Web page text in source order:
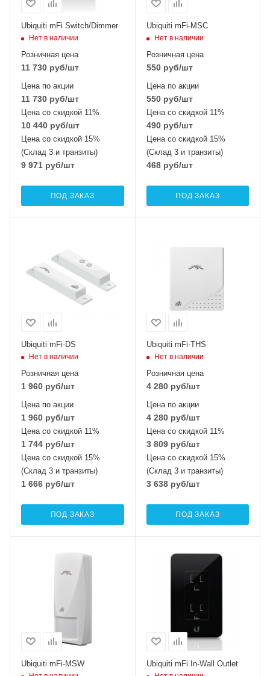
Ubiquiti mFi Switch/Dimmer
Нет в наличии
Розничная цена
11 730 руб/шт
Цена по акции
11 730 руб/шт
Цена со скидкой 11%
10 440 руб/шт
Цена со скидкой 15%
(Склад 3 и транзиты)
9 971 руб/шт
ПОД ЗАКАЗ
Ubiquiti mFi-MSC
Нет в наличии
Розничная цена
550руб/шт
Цена по акции
550руб/шт
Цена со скидкой 11%
490руб/шт
Цена со скидкой 15%
(Склад 3 и транзиты)
468руб/шт
ПОД ЗАКАЗ
Ubiquiti mFi-DS
Нет в наличии
Розничная цена
1 960 руб/шт
Цена по акции
1 960 руб/шт
Цена со скидкой 11%
1 744 руб/шт
Цена со скидкой 15%
(Склад 3 и транзиты)
1 666 руб/шт
ПОД ЗАКАЗ
Ubiquiti mFi-THS
Нет в наличии
Розничная цена
4 280руб/шт
Цена по акции
4 280руб/шт
Цена со скидкой 11%
3 809руб/шт
Цена со скидкой 15%
(Склад 3 и транзиты)
3 638руб/шт
ПОД ЗАКАЗ
Ubiquiti mFi-MSW Ubiquiti mFi In-Wall Outlet